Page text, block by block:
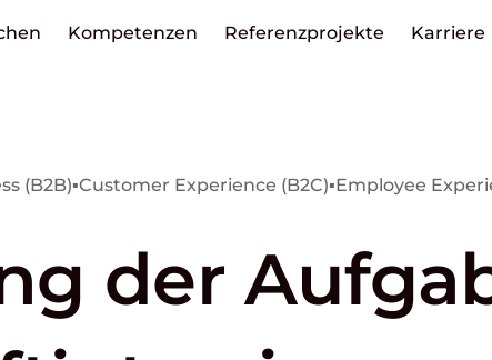
Kompetenzen Referenzprojekte Karriere
(B2B)▪Customer Experience (B2C)▪Employee
der